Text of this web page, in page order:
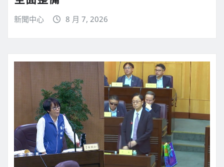
新聞中心 8 月 7, 2026